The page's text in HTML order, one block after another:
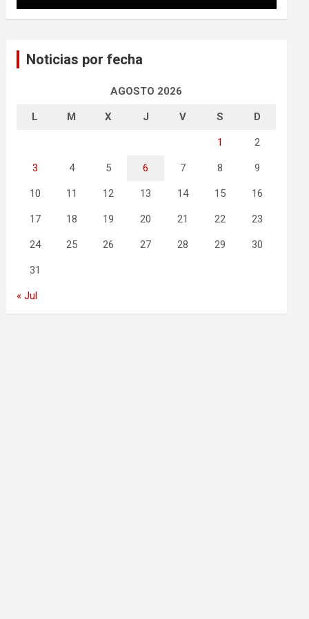
Noticias por fecha
AGOSTO 2026
L M X J V S D
1 2
3 4 5 6 7 8 9
10 11 12 13 14 15 16
17 18 19 20 21 22 23
24 25 26 27 28 29 30
31
« Jul